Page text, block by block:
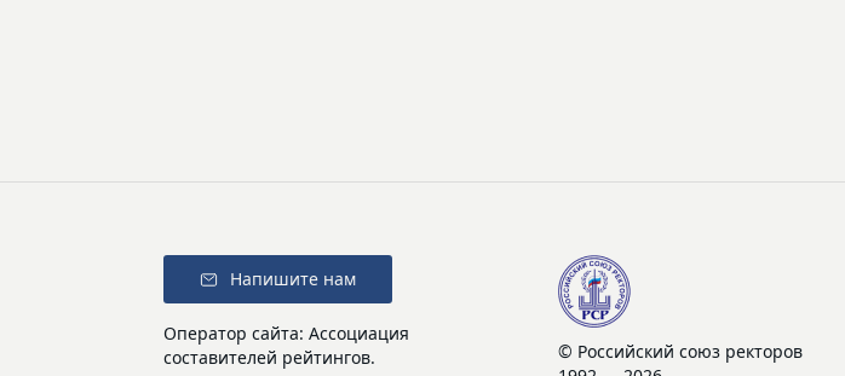
Напишите нам
Оператор сайта: Ассоциация
составителей рейтингов.
© Российский союз ректоров